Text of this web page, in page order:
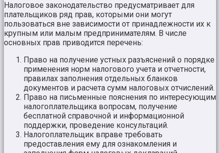
Налоговое законодательство предусматривает для
плательщиков ряд прав, которыми они могут
пользоваться вне зависимости от принадлежности их к
крупным или малым предпринимателям. В числе
основных прав приводится перечень:
Право на получение устных разъяснений о порядке
применения норм налогового учета и отчетности,
правилах заполнения отдельных бланков
документов и расчета сумм налоговых отчислений.
Право на письменные пояснения по интересующим
налогоплательщика вопросам, получение
бесплатной справочной и информационной
поддержки, проведение консультаций.
Налогоплательщик вправе требовать
предоставления ему для ознакомления и